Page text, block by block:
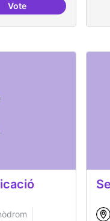
VoteTenir un programa